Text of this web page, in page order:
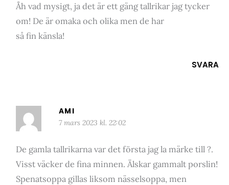
Åh vad mysigt, ja det är ett gäng tallrikar jag tycker
om! De är omaka och olika men de har
så fin känsla!
SVARA
AMI
7 mars 2023 kl. 22:02
De gamla tallrikarna var det första jag la märke till ?.
Visst väcker de fina minnen. Älskar gammalt porslin!
Spenatsoppa gillas liksom nässelsoppa, men